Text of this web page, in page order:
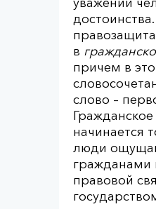
в
причем в это
слово –
начинается
люди
гражданами
правовой